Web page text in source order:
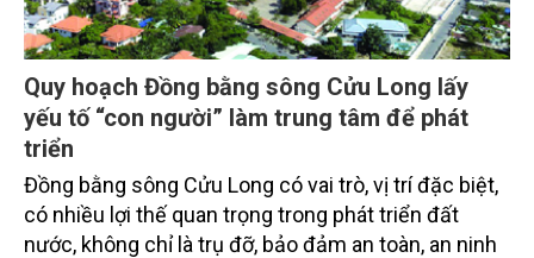
Quy hoạch Đồng bằng sông Cửu Long lấy
yếu tố “con người” làm trung tâm để phát
triển
Đồng bằng sông Cửu Long có vai trò, vị trí đặc biệt,
có nhiều lợi thế quan trọng trong phát triển đất
nước, không chỉ là trụ đỡ, bảo đảm an toàn, an ninh